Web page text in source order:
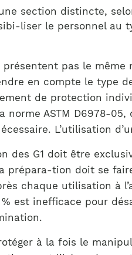
section distincte,
liser le personnel au
présentent pas le
en compte le
de protection
ASTM D6978-
L’utilisation
des G1 doit être
prépara-tion doit se
chaque utilisation à
est inefficace pour
à la fois le